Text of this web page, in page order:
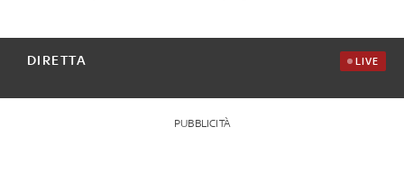
DIRETTA LIVE
PUBBLICITÀ